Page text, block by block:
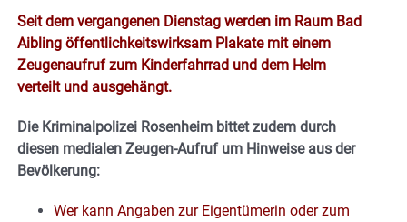
Seit dem vergangenen Dienstag werden im Raum Bad
Aibling öffentlichkeitswirksam Plakate mit einem
Zeugenaufruf zum Kinderfahrrad und dem Helm
verteilt und ausgehängt.
Die Kriminalpolizei Rosenheim bittet zudem durch
diesen medialen Zeugen-Aufruf um Hinweise aus der
Bevölkerung:
Wer kann Angaben zur Eigentümerin oder zum